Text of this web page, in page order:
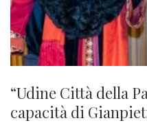
“Udine Città della
capacità di